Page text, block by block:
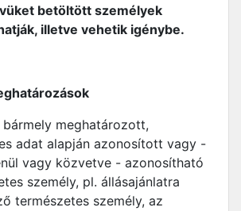
betöltött személyek
illetve vehetik igénybe.
bármely meghatározott,
adat alapján azonosított vagy -
vagy közvetve - azonosítható
személy, pl. állásajánlatra
természetes személy, az